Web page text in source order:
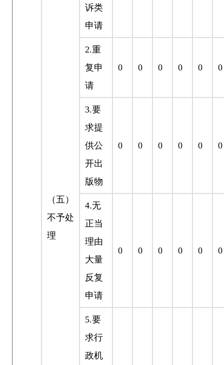
（五）
不予处
理
诉类
申请
2.重
复申
请
0 0 0 0 0 0
3.要
求提
供公
开出
版物
0 0 0 0 0 0
4.无
正当
理由
大量
反复
申请
0 0 0 0 0 0
5.要
求行
政机